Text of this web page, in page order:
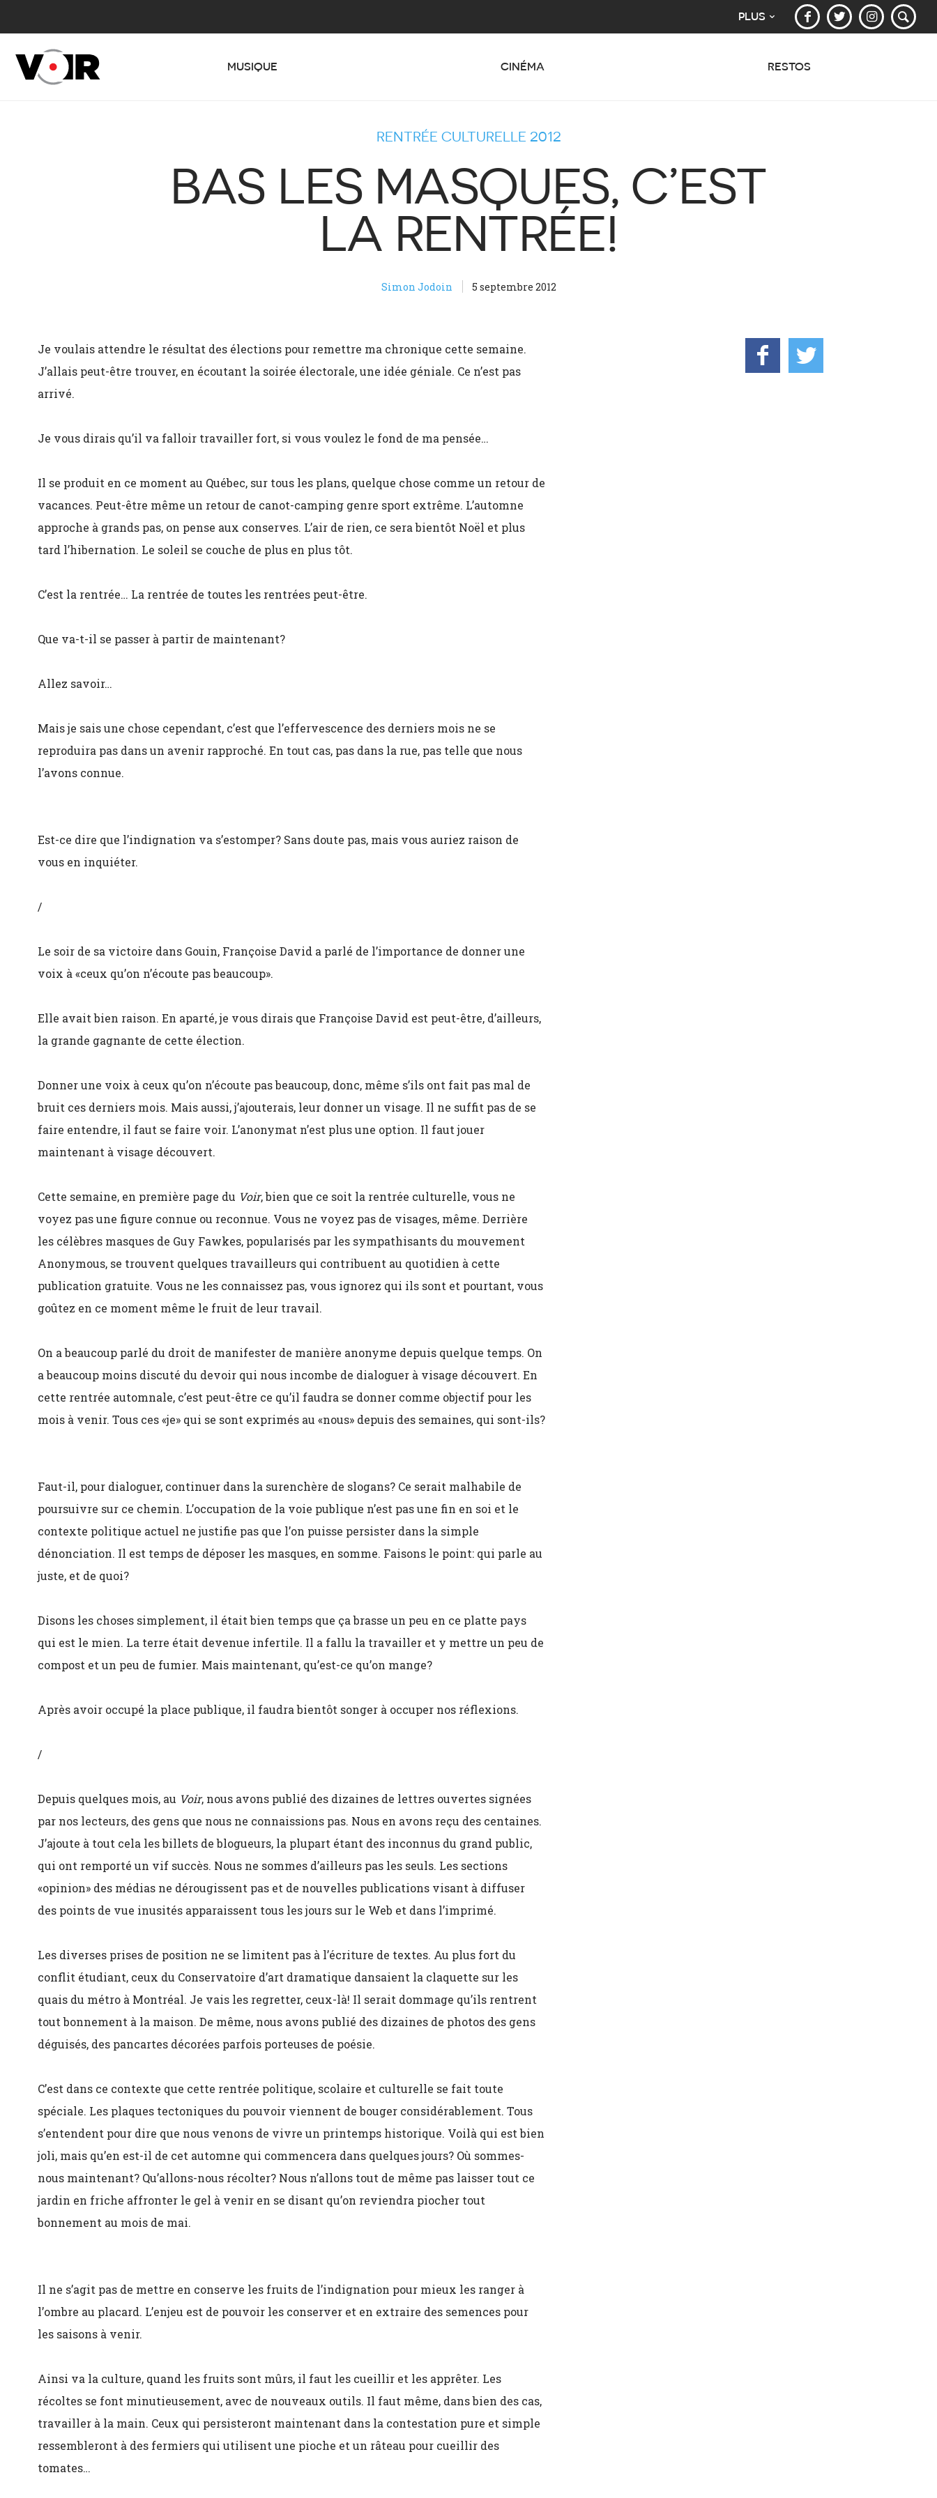
PLUS
MUSIQUE CINÉMA RESTOS
RENTRÉE CULTURELLE 2012
BAS LES MASQUES, C’EST
LA RENTRÉE!
Simon Jodoin 5 septembre 2012
Je voulais attendre le résultat des élections pour remettre ma chronique cette semaine.
J’allais peut-être trouver, en écoutant la soirée électorale, une idée géniale. Ce n’est pas
arrivé.
Je vous dirais qu’il va falloir travailler fort, si vous voulez le fond de ma pensée…
Il se produit en ce moment au Québec, sur tous les plans, quelque chose comme un retour de
vacances. Peut-être même un retour de canot-camping genre sport extrême. L’automne
approche à grands pas, on pense aux conserves. L’air de rien, ce sera bientôt Noël et plus
tard l’hibernation. Le soleil se couche de plus en plus tôt.
C’est la rentrée… La rentrée de toutes les rentrées peut-être.
Que va-t-il se passer à partir de maintenant?
Allez savoir…
Mais je sais une chose cependant, c’est que l’effervescence des derniers mois ne se
reproduira pas dans un avenir rapproché. En tout cas, pas dans la rue, pas telle que nous
l’avons connue.
Est-ce dire que l’indignation va s’estomper? Sans doute pas, mais vous auriez raison de
vous en inquiéter.
/
Le soir de sa victoire dans Gouin, Françoise David a parlé de l’importance de donner une
voix à «ceux qu’on n’écoute pas beaucoup».
Elle avait bien raison. En aparté, je vous dirais que Françoise David est peut-être, d’ailleurs,
la grande gagnante de cette élection.
Donner une voix à ceux qu’on n’écoute pas beaucoup, donc, même s’ils ont fait pas mal de
bruit ces derniers mois. Mais aussi, j’ajouterais, leur donner un visage. Il ne suffit pas de se
faire entendre, il faut se faire voir. L’anonymat n’est plus une option. Il faut jouer
maintenant à visage découvert.
Cette semaine, en première page du Voir, bien que ce soit la rentrée culturelle, vous ne
voyez pas une figure connue ou reconnue. Vous ne voyez pas de visages, même. Derrière
les célèbres masques de Guy Fawkes, popularisés par les sympathisants du mouvement
Anonymous, se trouvent quelques travailleurs qui contribuent au quotidien à cette
publication gratuite. Vous ne les connaissez pas, vous ignorez qui ils sont et pourtant, vous
goûtez en ce moment même le fruit de leur travail.
On a beaucoup parlé du droit de manifester de manière anonyme depuis quelque temps. On
a beaucoup moins discuté du devoir qui nous incombe de dialoguer à visage découvert. En
cette rentrée automnale, c’est peut-être ce qu’il faudra se donner comme objectif pour les
mois à venir. Tous ces «je» qui se sont exprimés au «nous» depuis des semaines, qui sont-ils?
Faut-il, pour dialoguer, continuer dans la surenchère de slogans? Ce serait malhabile de
poursuivre sur ce chemin. L’occupation de la voie publique n’est pas une fin en soi et le
contexte politique actuel ne justifie pas que l’on puisse persister dans la simple
dénonciation. Il est temps de déposer les masques, en somme. Faisons le point: qui parle au
juste, et de quoi?
Disons les choses simplement, il était bien temps que ça brasse un peu en ce platte pays
qui est le mien. La terre était devenue infertile. Il a fallu la travailler et y mettre un peu de
compost et un peu de fumier. Mais maintenant, qu’est-ce qu’on mange?
Après avoir occupé la place publique, il faudra bientôt songer à occuper nos réflexions.
/
Depuis quelques mois, au Voir, nous avons publié des dizaines de lettres ouvertes signées
par nos lecteurs, des gens que nous ne connaissions pas. Nous en avons reçu des centaines.
J’ajoute à tout cela les billets de blogueurs, la plupart étant des inconnus du grand public,
qui ont remporté un vif succès. Nous ne sommes d’ailleurs pas les seuls. Les sections
«opinion» des médias ne dérougissent pas et de nouvelles publications visant à diffuser
des points de vue inusités apparaissent tous les jours sur le Web et dans l’imprimé.
Les diverses prises de position ne se limitent pas à l’écriture de textes. Au plus fort du
conflit étudiant, ceux du Conservatoire d’art dramatique dansaient la claquette sur les
quais du métro à Montréal. Je vais les regretter, ceux-là! Il serait dommage qu’ils rentrent
tout bonnement à la maison. De même, nous avons publié des dizaines de photos des gens
déguisés, des pancartes décorées parfois porteuses de poésie.
C’est dans ce contexte que cette rentrée politique, scolaire et culturelle se fait toute
spéciale. Les plaques tectoniques du pouvoir viennent de bouger considérablement. Tous
s’entendent pour dire que nous venons de vivre un printemps historique. Voilà qui est bien
joli, mais qu’en est-il de cet automne qui commencera dans quelques jours? Où sommes-
nous maintenant? Qu’allons-nous récolter? Nous n’allons tout de même pas laisser tout ce
jardin en friche affronter le gel à venir en se disant qu’on reviendra piocher tout
bonnement au mois de mai.
Il ne s’agit pas de mettre en conserve les fruits de l’indignation pour mieux les ranger à
l’ombre au placard. L’enjeu est de pouvoir les conserver et en extraire des semences pour
les saisons à venir.
Ainsi va la culture, quand les fruits sont mûrs, il faut les cueillir et les apprêter. Les
récoltes se font minutieusement, avec de nouveaux outils. Il faut même, dans bien des cas,
travailler à la main. Ceux qui persisteront maintenant dans la contestation pure et simple
ressembleront à des fermiers qui utilisent une pioche et un râteau pour cueillir des
tomates…